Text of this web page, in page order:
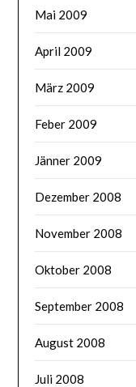
Mai 2009
April 2009
März 2009
Feber 2009
Jänner 2009
Dezember 2008
November 2008
Oktober 2008
September 2008
August 2008
Juli 2008